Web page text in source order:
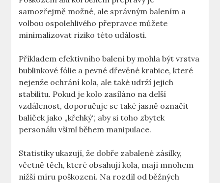
samozřejmě možné, ale správným balením a
volbou ospolehlivého přepravce můžete
minimalizovat riziko této události.
Příkladem efektivního balení by mohla být vrstva
bublinkové fólie a pevné dřevěné krabice, které
nejenže ochrání kola, ale také udrží jejich
stabilitu. Pokud je kolo zasíláno na delší
vzdálenost, doporučuje se také jasně označit
balíček jako „křehký“, aby si toho zbytek
personálu všiml během manipulace.
Statistiky ukazují, že dobře zabalené zásilky,
včetně těch, které obsahují kola, mají mnohem
nižší míru poškození. Na rozdíl od běžných